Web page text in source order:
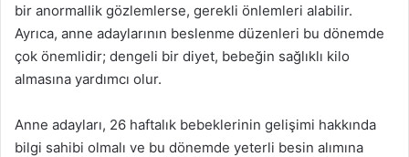
bir anormallik gözlemlerse, gerekli önlemleri alabilir.
Ayrıca, anne adaylarının beslenme düzenleri bu dönemde
çok önemlidir; dengeli bir diyet, bebeğin sağlıklı kilo
almasına yardımcı olur.
Anne adayları, 26 haftalık bebeklerinin gelişimi hakkında
bilgi sahibi olmalı ve bu dönemde yeterli besin alımına